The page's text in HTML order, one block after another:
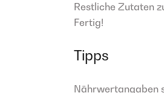
Restliche Zutaten
Fertig!
Tipps
Nährwertangaben